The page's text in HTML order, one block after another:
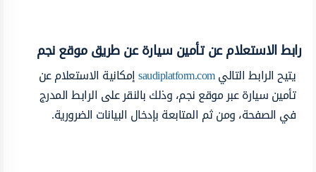
رابط الاستعلام عن تأمين سيارة عن طريق موقع نجم
يتيح الرابط التاليsaudiplatform.comإمكانية الاستعلام عن
تأمين سيارة عبر موقع نجم، وذلك بالنقر على الرابط المدرج
في الصفحة، ومن ثم المتابعة بإدخال البيانات الضرورية.